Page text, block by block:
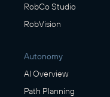
RobCo Studio
RobVision
Autonomy
AI Overview
Path Planning